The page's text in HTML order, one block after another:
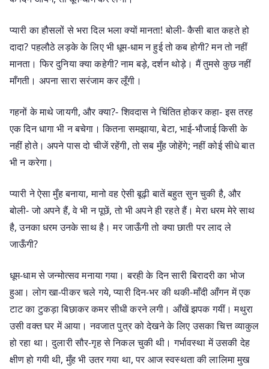
प्यारी का हौसलों से भरा दिल भला क्यों मानता! बोली- कैसी बात कहते हो
दादा? पहलौठे लड़के के लिए भी धूम-धाम न हुई तो कब होगी? मन तो नहीं
मानता। फिर दुनिया क्या कहेगी? नाम बड़े, दर्शन थोड़े। मैं तुमसे कुछ नहीं
माँगती। अपना सारा सरंजाम कर लूँगी।
गहनों के माथे जायगी, और क्या?- शिवदास ने चिंतित होकर कहा- इस तरह
एक दिन धागा भी न बचेगा। कितना समझाया, बेटा, भाई-भौजाई किसी के
नहीं होते। अपने पास दो चीजें रहेंगी, तो सब मुँह जोहेंगे; नहीं कोई सीधे बात
भी न करेगा।
प्यारी ने ऐसा मुँह बनाया, मानो वह ऐसी बूढ़ी बातें बहुत सुन चुकी है, और
बोली- जो अपने हैं, वे भी न पूछें, तो भी अपने ही रहते हैं। मेरा धरम मेरे साथ
है, उनका धरम उनके साथ है। मर जाऊँगी तो क्या छाती पर लाद ले
जाऊँगी?
धूम-धाम से जन्मोत्सव मनाया गया। बरही के दिन सारी बिरादरी का भोज
हुआ। लोग खा-पीकर चले गये, प्यारी दिन-भर की थकी-माँदी आँगन में एक
टाट का टुकड़ा बिछाकर कमर सीधी करने लगी। आँखें झपक गयीं। मथुरा
उसी वक्त घर में आया। नवजात पुत्र को देखने के लिए उसका चित्त व्याकुल
हो रहा था। दुलारी सौर-गृह से निकल चुकी थी। गर्भावस्था में उसकी देह
क्षीण हो गयी थी, मुँह भी उतर गया था, पर आज स्वस्थता की लालिमा मुख